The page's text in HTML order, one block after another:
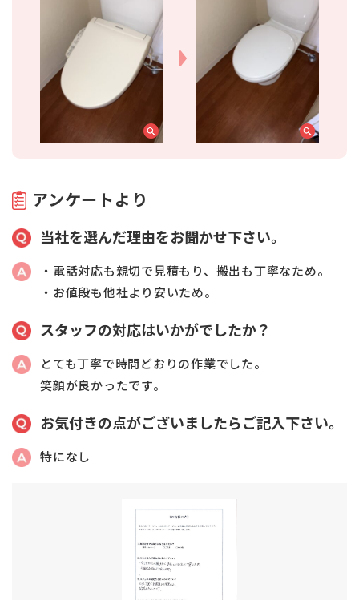
アンケートより
当社を選んだ理由をお聞かせ下さい。
・電話対応も親切で見積もり、搬出も丁寧なため。
・お値段も他社より安いため。
スタッフの対応はいかがでしたか？
とても丁寧で時間どおりの作業でした。
笑顔が良かったです。
お気付きの点がございましたらご記入下さい。
特になし